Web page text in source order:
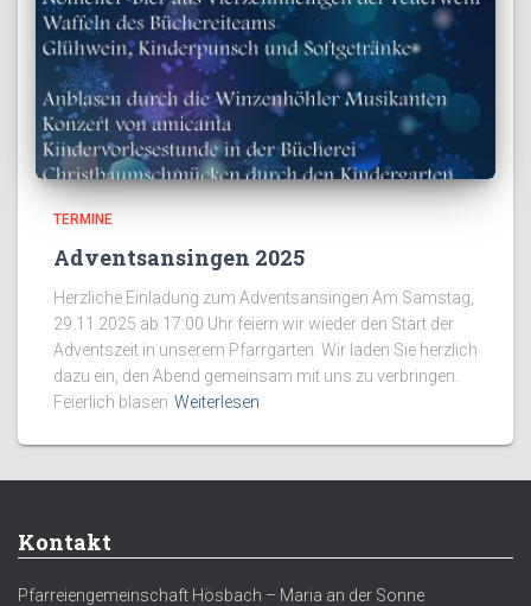
TERMINE
Adventsansingen 2025
Herzliche Einladung zum Adventsansingen Am Samstag,
29.11.2025 ab 17:00 Uhr feiern wir wieder den Start der
Adventszeit in unserem Pfarrgarten. Wir laden Sie herzlich
dazu ein, den Abend gemeinsam mit uns zu verbringen.
Feierlich blasen Weiterlesen
Kontakt
Pfarreiengemeinschaft Hösbach – Maria an der Sonne